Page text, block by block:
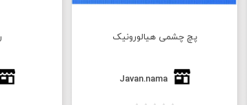
پچ چشمی هیالورونیک
Javan.nama